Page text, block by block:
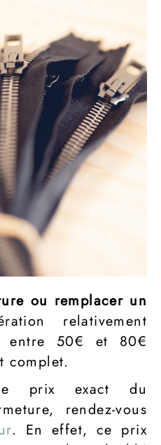
ou remplacer un
relativement
entre 50€ et 80€
complet.
prix exact du
rendez-vous
. En effet, ce prix